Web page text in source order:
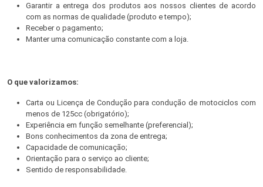
Garantir a entrega dos produtos aos nossos clientes de acordo
com as normas de qualidade (produto e tempo);
Receber o pagamento;
Manter uma comunicação constante com a loja.
O que valorizamos:
Carta ou Licença de Condução para condução de motociclos com
menos de 125cc (obrigatório);
Experiência em função semelhante (preferencial);
Bons conhecimentos da zona de entrega;
Capacidade de comunicação;
Orientação para o serviço ao cliente;
Sentido de responsabilidade.